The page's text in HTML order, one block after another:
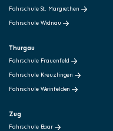
Fahrschule St. Margrethen
Fahrschule Widnau
Thurgau
Fahrschule Frauenfeld
Fahrschule Kreuzlingen
Fahrschule Weinfelden
Zug
Fahrschule Baar